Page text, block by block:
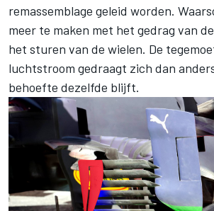
remassemblage geleid worden.
meer te maken met het gedrag van
het sturen van de wielen. De
luchtstroom gedraagt zich dan
behoefte dezelfde blijft.